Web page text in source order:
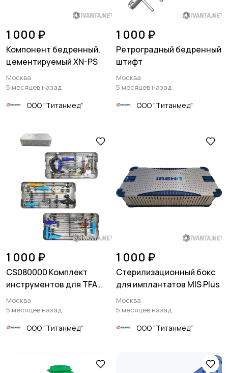
1 000 ₽
Компонент бедренный,
цементируемый XN-PS
Москва
5 месяцев назад
ООО "Титанмед"
1 000 ₽
Ретроградный бедренный
штифт
Москва
5 месяцев назад
ООО "Титанмед"
1 000 ₽
CS080000 Комплект
инструментов для TFA
штифта
Москва
5 месяцев назад
ООО "Титанмед"
1 000 ₽
Стерилизационный бокс
для имплантатов MIS Plus
Москва
5 месяцев назад
ООО "Титанмед"